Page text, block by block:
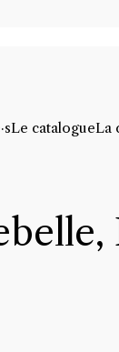
Le catalogueLa